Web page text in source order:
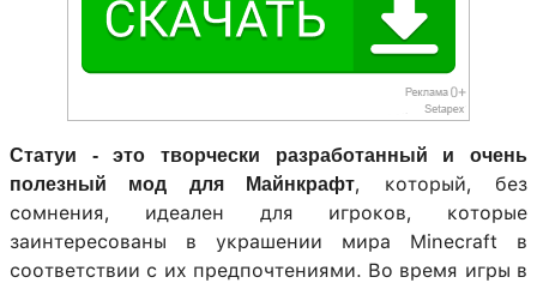
Статуи - это творчески разработанный и очень
полезный мод для Майнкрафт, который, без
сомнения, идеален для игроков, которые
заинтересованы в украшении мира Minecraft в
соответствии с их предпочтениями. Во время игры в